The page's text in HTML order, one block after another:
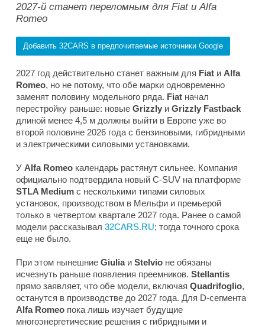
2027-й станет переломным для Fiat и Alfa
Romeo
Добавить 32CARS в предпочитаемые источники Google
2027 год действительно станет важным для Fiat и Alfa
Romeo, но не потому, что обе марки одновременно
заменят половину модельного ряда. Fiat начал
перестройку раньше: новые Grizzly и Grizzly Fastback
длиной менее 4,5 м должны выйти в Европе уже во
второй половине 2026 года с бензиновыми, гибридными
и электрическими силовыми установками.
У Alfa Romeo календарь растянут сильнее. Компания
официально подтвердила новый C-SUV на платформе
STLA Medium с несколькими типами силовых
установок, производством в Мельфи и премьерой
только в четвертом квартале 2027 года. Ранее о самой
модели рассказывал 32CARS.RU; тогда точного срока
еще не было.
При этом нынешние Giuliaи Stelvio не обязаны
исчезнуть раньше появления преемников. Stellantis
прямо заявляет, что обе модели, включая Quadrifoglio,
останутся в производстве до 2027 года. Для D-сегмента
Alfa Romeo пока лишь изучает будущие
многоэнергетические решения с гибридными и